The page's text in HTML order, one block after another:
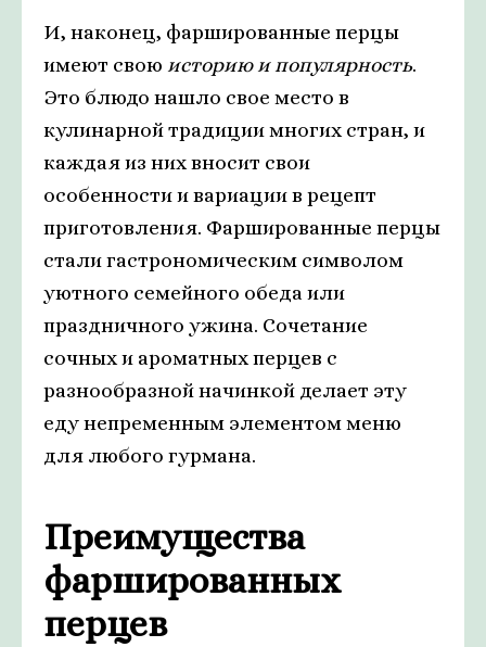
И, наконец, фаршированные перцы
имеют свою историю и популярность.
Это блюдо нашло свое место в
кулинарной традиции многих стран, и
каждая из них вносит свои
особенности и вариации в рецепт
приготовления. Фаршированные перцы
стали гастрономическим символом
уютного семейного обеда или
праздничного ужина. Сочетание
сочных и ароматных перцев с
разнообразной начинкой делает эту
еду непременным элементом меню
для любого гурмана.
Преимущества
фаршированных
перцев